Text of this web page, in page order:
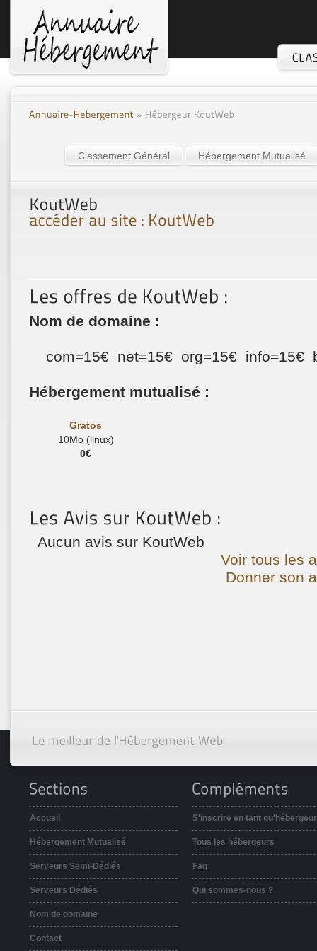
Classement Général Hébergement Mutualisé
Nom de domaine :
com=15€ net=15€ org=15€ info=15€
Hébergement mutualisé :
Gratos
10Mo (linux)
0€
Aucun avis sur KoutWeb
Voir tous les
Donner son
Accueil
Hébergement Mutualisé
Serveurs Semi-Dédiés
Serveurs Dédiés
Nom de domaine
Contact
S'inscrire en tant qu'hébergeur
Tous les hébergeurs
Faq
Qui sommes-nous ?